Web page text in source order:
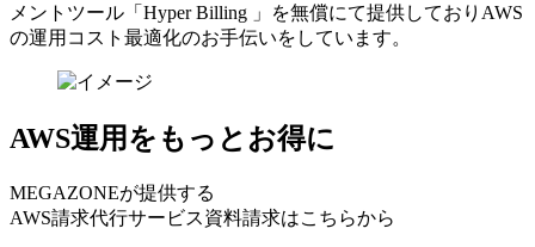
メントツール「Hyper Billing 」を無償にて提供しておりAWS
の運⽤コスト最適化のお⼿伝いをしています。
AWS運用をもっとお得に
MEGAZONEが提供する
AWS請求代行サービス資料請求はこちらから